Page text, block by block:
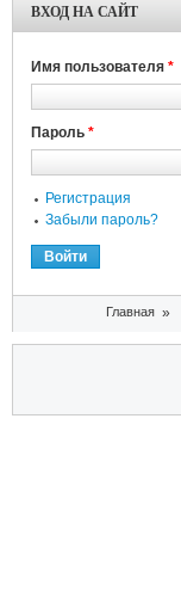
ВХОД НА САЙТ
Имя пользователя *
Пароль *
Регистрация
Забыли пароль?
Главная »